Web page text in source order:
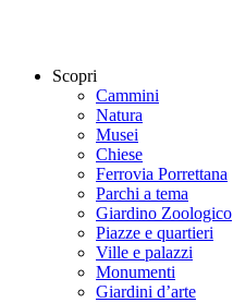
Scopri
Cammini
Natura
Musei
Chiese
Ferrovia Porrettana
Parchi a tema
Giardino Zoologico
Piazze e quartieri
Ville e palazzi
Monumenti
Giardini d’arte